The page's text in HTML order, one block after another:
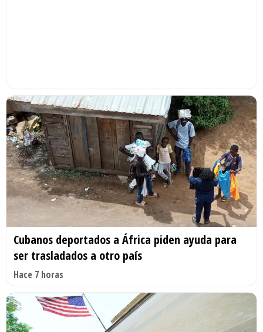
Cubanos deportados a África piden ayuda para
ser trasladados a otro país
Hace 7 horas